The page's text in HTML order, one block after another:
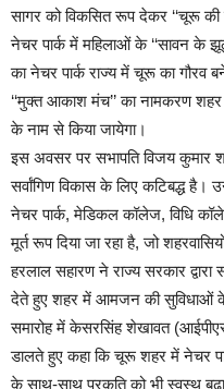
सागर को विकसित रूप देकर ‘‘चूरू की
नेचर पार्क में महिलाओं के ‘‘सावन के
का नेचर पार्क राज्य में चूरू का गौरव
‘‘मुक्त आकाश मंच’’ का नामकरण शहर
के नाम से किया जायेगा।
इस अवसर पर सभापति विजय कुमार
सर्वांगिण विकास के लिए कटिबद्ध है।
नेचर पार्क, मेडिकल कॉलेज, विधि
मूर्त रूप दिया जा रहा है, जो
हरलाल सहारण ने राज्य सरकार
देते हुए शहर में आमजन की सुविधाओं के
समारोह में केसरसिंह शेखावत
डालते हुए कहा कि चूरू शहर में नेचर
के साथ-साथ प्रकृति को भी स्वस्थ